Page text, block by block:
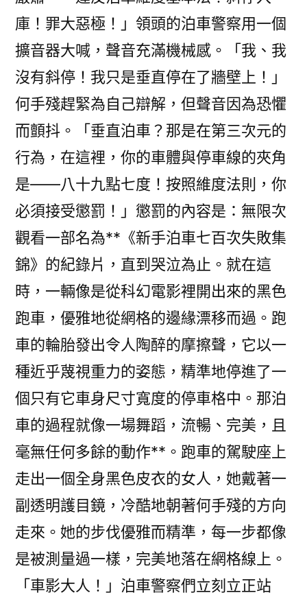
庫！罪大惡極！」領頭的泊車警察用一個
擴音器大喊，聲音充滿機械感。「我、我
沒有斜停！我只是垂直停在了牆壁上！」
何手殘趕緊為自己辯解，但聲音因為恐懼
而顫抖。「垂直泊車？那是在第三次元的
行為，在這裡，你的車體與停車線的夾角
是——八十九點七度！按照維度法則，你
必須接受懲罰！」懲罰的內容是：無限次
觀看一部名為**《新手泊車七百次失敗集
錦》的紀錄片，直到哭泣為止。就在這
時，一輛像是從科幻電影裡開出來的黑色
跑車，優雅地從網格的邊緣漂移而過。跑
車的輪胎發出令人陶醉的摩擦聲，它以一
種近乎蔑視重力的姿態，精準地停進了一
個只有它車身尺寸寬度的停車格中。那泊
車的過程就像一場舞蹈，流暢、完美，且
毫無任何多餘的動作**。跑車的駕駛座上
走出一個全身黑色皮衣的女人，她戴著一
副透明護目鏡，冷酷地朝著何手殘的方向
走來。她的步伐優雅而精準，每一步都像
是被測量過一樣，完美地落在網格線上。
「車影大人！」泊車警察們立刻立正站